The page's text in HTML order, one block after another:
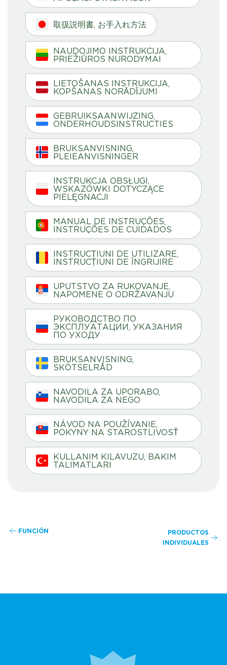
取扱説明書, お手入れ方法
NAUDOJIMO INSTRUKCIJA,
PRIEŽIŪROS NURODYMAI
LIETOŠANAS INSTRUKCIJA,
KOPŠANAS NORĀDĪJUMI
GEBRUIKSAANWIJZING,
ONDERHOUDSINSTRUCTIES
BRUKSANVISNING,
PLEIEANVISNINGER
INSTRUKCJA OBSŁUGI,
WSKAZÓWKI DOTYCZĄCE
PIELĘGNACJI
MANUAL DE INSTRUÇÕES,
INSTRUÇÕES DE CUIDADOS
INSTRUCȚIUNI DE UTILIZARE,
INSTRUCȚIUNI DE ÎNGRIJIRE
UPUTSTVO ZA RUKOVANJE,
NAPOMENE O ODRŽAVANJU
РУКОВОДСТВО ПО
ЭКСПЛУАТАЦИИ, УКАЗАНИЯ
ПО УХОДУ
BRUKSANVISNING,
SKÖTSELRÅD
NAVODILA ZA UPORABO,
NAVODILA ZA NEGO
NÁVOD NA POUŽÍVANIE,
POKYNY NA STAROSTLIVOSŤ
KULLANIM KILAVUZU, BAKIM
TALIMATLARI
FUNCIÓN
PRODUCTOS
INDIVIDUALES